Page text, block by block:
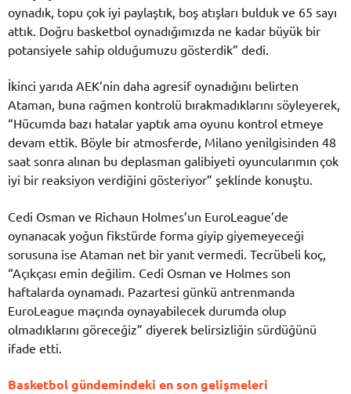
oynadık, topu çok iyi paylaştık, boş atışları bulduk ve 65 sayı
attık. Doğru basketbol oynadığımızda ne kadar büyük bir
potansiyele sahip olduğumuzu gösterdik” dedi.
İkinci yarıda AEK’nin daha agresif oynadığını belirten
Ataman, buna rağmen kontrolü bırakmadıklarını söyleyerek,
“Hücumda bazı hatalar yaptık ama oyunu kontrol etmeye
devam ettik. Böyle bir atmosferde, Milano yenilgisinden 48
saat sonra alınan bu deplasman galibiyeti oyuncularımın çok
iyi bir reaksiyon verdiğini gösteriyor” şeklinde konuştu.
Cedi Osman ve Richaun Holmes’un EuroLeague’de
oynanacak yoğun fikstürde forma giyip giyemeyeceği
sorusuna ise Ataman net bir yanıt vermedi. Tecrübeli koç,
“Açıkçası emin değilim. Cedi Osman ve Holmes son
haftalarda oynamadı. Pazartesi günkü antrenmanda
EuroLeague maçında oynayabilecek durumda olup
olmadıklarını göreceğiz” diyerek belirsizliğin sürdüğünü
ifade etti.
Basketbol gündemindeki en son gelişmeleri